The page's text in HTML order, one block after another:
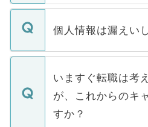
ません。
■応募殺到を避ける
関を公にしてしまう
に、医療機関が求め
みを人材紹介会社に
ています。
転職・入職を強要す
ん。また、仮に応募
定を承諾する必要は
の辞退の連絡はキャ
個人情報は漏えい
個人情報が漏えいす
で、ご安心ください
などで収集したご登
ご本人のキャリアア
支援を目的に使用い
いますぐ転職は考
が、これからのキ
すか？